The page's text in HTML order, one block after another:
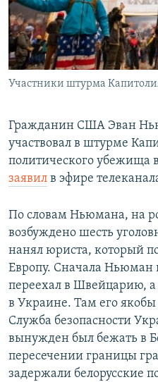
Участники штурма
Гражданин США Эван
участвовал в штурме
политического убежища
заявил в эфире
По словам Ньюмана, на
возбуждено шесть
нанял юриста, который
Европу. Сначала
переехал в Швейцарию,
в Украине. Там его якобы
Служба безопасности
вынужден был бежать в
пересечении границы
задержали белорусские